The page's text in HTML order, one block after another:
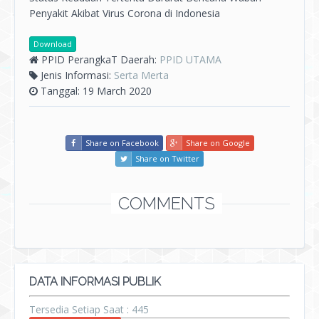
Penyakit Akibat Virus Corona di Indonesia
Download
PPID PerangkaT Daerah: PPID UTAMA
Jenis Informasi: Serta Merta
Tanggal: 19 March 2020
Share on Facebook
Share on Google
Share on Twitter
COMMENTS
DATA INFORMASI PUBLIK
Tersedia Setiap Saat : 445